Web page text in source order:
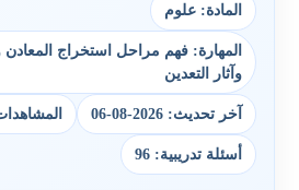
المادة: علوم
المهارة: فهم مراحل استخراج المعادن
وآثار التعدين
آخر تحديث: 2026-08-06 المشاهدات:
أسئلة تدريبية: 96